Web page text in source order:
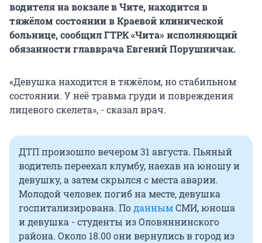
водителя на вокзале в Чите, находится в
тяжёлом состоянии в Краевой клинической
больнице, сообщил ГТРК «Чита» исполняющий
обязанности главврача Евгений Порушничак.
«Девушка находится в тяжёлом, но стабильном
состоянии. У неё травма груди и повреждения
лицевого скелета», - сказал врач.
ДТП произошло вечером 31 августа. Пьяный
водитель переехал клумбу, наехав на юношу и
девушку, а затем скрылся с места аварии.
Молодой человек погиб на месте, девушка
госпитализирована. ПоданнымСМИ, юноша
и девушка - студенты из Оловяннинского
района. Около 18.00 они вернулись в город из